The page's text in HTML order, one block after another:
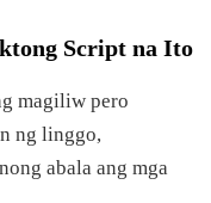
Script na Ito
magiliw pero
ng linggo,
abala ang mga